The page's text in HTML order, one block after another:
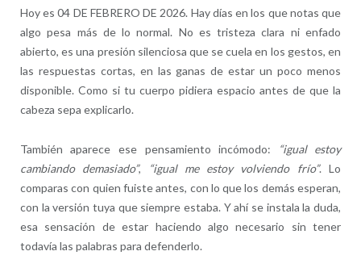
Hoy es 04 DE FEBRERO DE 2026. Hay días en los que notas que
algo pesa más de lo normal. No es tristeza clara ni enfado
abierto, es una presión silenciosa que se cuela en los gestos, en
las respuestas cortas, en las ganas de estar un poco menos
disponible. Como si tu cuerpo pidiera espacio antes de que la
cabeza sepa explicarlo.
También aparece ese pensamiento incómodo:
“igual estoy
cambiando demasiado”, “igual me estoy volviendo frío”. Lo
comparas con quien fuiste antes, con lo que los demás esperan,
con la versión tuya que siempre estaba. Y ahí se instala la duda,
esa sensación de estar haciendo algo necesario sin tener
todavía las palabras para defenderlo.